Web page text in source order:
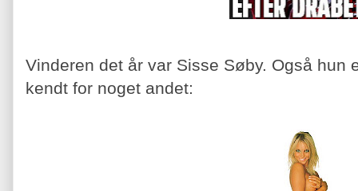
Vinderen det år var Sisse Søby. Også hun
kendt for noget andet: